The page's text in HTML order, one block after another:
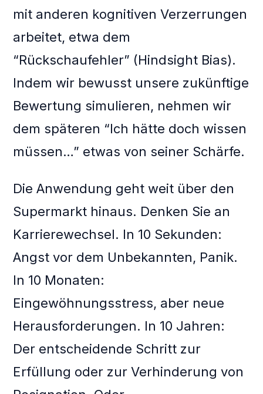
mit anderen kognitiven Verzerrungen
arbeitet, etwa dem
“Rückschaufehler” (Hindsight Bias).
Indem wir bewusst unsere zukünftige
Bewertung simulieren, nehmen wir
dem späteren “Ich hätte doch wissen
müssen…” etwas von seiner Schärfe.
Die Anwendung geht weit über den
Supermarkt hinaus. Denken Sie an
Karrierewechsel. In 10 Sekunden:
Angst vor dem Unbekannten, Panik.
In 10 Monaten:
Eingewöhnungsstress, aber neue
Herausforderungen. In 10 Jahren:
Der entscheidende Schritt zur
Erfüllung oder zur Verhinderung von